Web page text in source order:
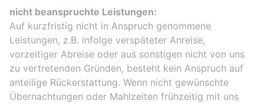
nicht beanspruchte Leistungen:
Auf kurzfristig nicht in Anspruch genommene
Leistungen, z.B. infolge verspäteter Anreise,
vorzeitiger Abreise oder aus sonstigen nicht von uns
zu vertretenden Gründen, besteht kein Anspruch auf
anteilige Rückerstattung. Wenn nicht gewünschte
Übernachtungen oder Mahlzeiten frühzeitig mit uns